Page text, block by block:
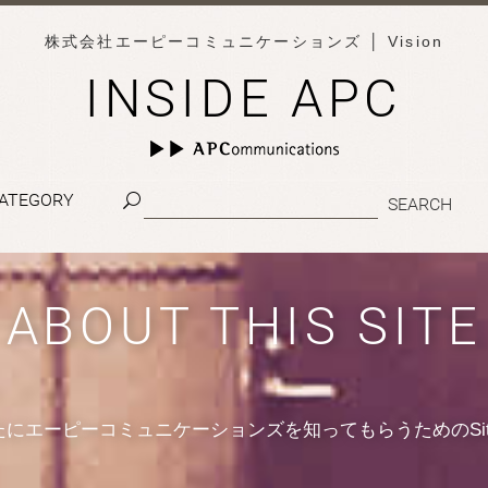
株式会社エーピーコミュニケーションズ │ Vision
INSIDE APC
ABOUT THIS SITE
にエーピーコミュニケーションズを知ってもらうための